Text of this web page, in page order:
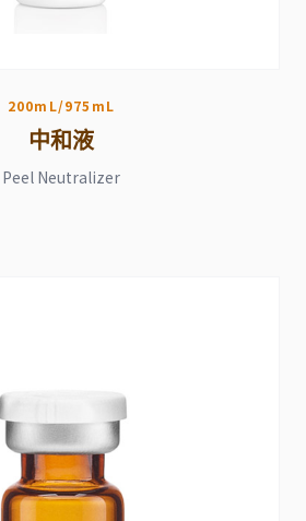
200mL/975mL
中和液
Peel Neutralizer